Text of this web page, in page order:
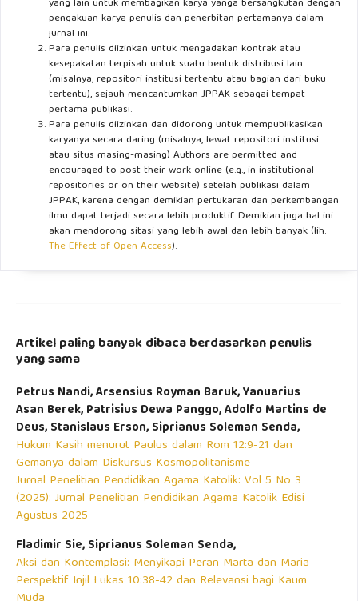
pengakuan karya penulis dan penerbitan pertamanya dalam
jurnal ini.
Para penulis diizinkan untuk mengadakan kontrak atau
kesepakatan terpisah untuk suatu bentuk distribusi lain
(misalnya, repositori institusi tertentu atau bagian dari buku
tertentu), sejauh mencantumkan JPPAK sebagai tempat
pertama publikasi.
Para penulis diizinkan dan didorong untuk mempublikasikan
karyanya secara daring (misalnya, lewat repositori institusi
atau situs masing-masing) Authors are permitted and
encouraged to post their work online (e.g., in institutional
repositories or on their website) setelah publikasi dalam
JPPAK, karena dengan demikian pertukaran dan perkembangan
ilmu dapat terjadi secara lebih produktif. Demikian juga hal ini
akan mendorong sitasi yang lebih awal dan lebih banyak (lih.
The Effect of Open Access).
Artikel paling banyak dibaca berdasarkan penulis
yang sama
Petrus Nandi, Arsensius Royman Baruk, Yanuarius
Asan Berek, Patrisius Dewa Panggo, Adolfo Martins de
Deus, Stanislaus Erson, Siprianus Soleman Senda,
Hukum Kasih menurut Paulus dalam Rom 12:9-21 dan
Gemanya dalam Diskursus Kosmopolitanisme
Jurnal Penelitian Pendidikan Agama Katolik: Vol 5 No 3
(2025): Jurnal Penelitian Pendidikan Agama Katolik Edisi
Agustus 2025
Fladimir Sie, Siprianus Soleman Senda,
Aksi dan Kontemplasi: Menyikapi Peran Marta dan Maria
Perspektif Injil Lukas 10:38-42 dan Relevansi bagi Kaum